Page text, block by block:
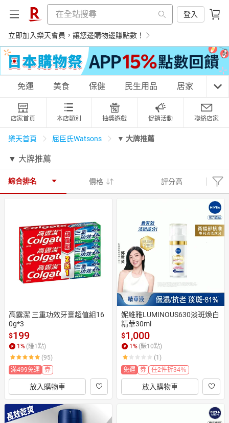
登入
立即加入樂天會員，讓您邊購物邊賺點數！
購物網分類
天天免運 美食蛋糕 養生保健
居家生活 3C家電 親子玩具
男裝 化妝保養 情趣用品
日本購物 電子/紙本書
HOT
免運 美食 保健 民生用品 居家 3C
店家首頁 本店類別 抽獎遊戲 促銷活動 聯絡店家
樂天首頁 屈臣氏Watsons ▼ 大牌推薦
▼ 大牌推薦
綜合排名 價格 評分高
高露潔 三重功效牙膏超值組16
0g*3
$199
1 % (賺1 點)
(95)
滿499免運
券
放入購物車
妮維雅LUMINOUS630淡斑煥白
精華30ml
$1,000
1 % (賺10點)
(1)
免運
券 任2件折34％
放入購物車